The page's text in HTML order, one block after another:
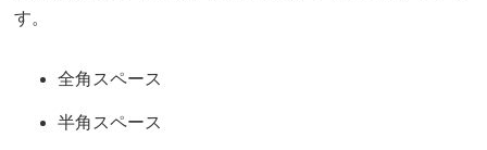
す。
全角スペース
半角スペース